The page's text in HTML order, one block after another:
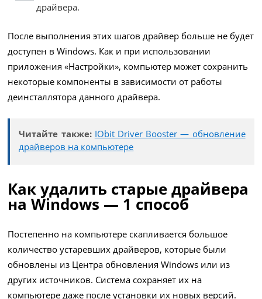
драйвера.
После выполнения этих шагов драйвер больше не будет
доступен в Windows. Как и при использовании
приложения «Настройки», компьютер может сохранить
некоторые компоненты в зависимости от работы
деинсталлятора данного драйвера.
Читайте также: IObit Driver Booster — обновление
драйверов на компьютере
Как удалить старые драйвера
на Windows — 1 способ
Постепенно на компьютере скапливается большое
количество устаревших драйверов, которые были
обновлены из Центра обновления Windows или из
других источников. Система сохраняет их на
компьютере даже после установки их новых версий.